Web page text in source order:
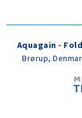
Aquagain -
Brørup,